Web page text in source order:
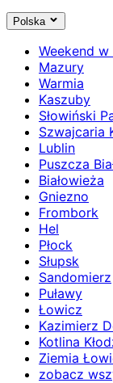
Polska
Weekend w
Mazury
Warmia
Kaszuby
Słowiński
Szwajcaria
Lublin
Puszcza
Białowieża
Gniezno
Frombork
Hel
Płock
Słupsk
Sandomierz
Puławy
Łowicz
Kazimierz
Kotlina
Ziemia
zobacz